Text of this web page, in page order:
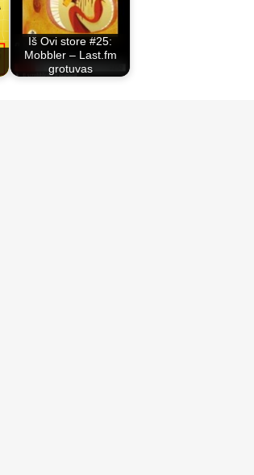
Iš Ovi store #25:
Mobbler – Last.fm
grotuvas